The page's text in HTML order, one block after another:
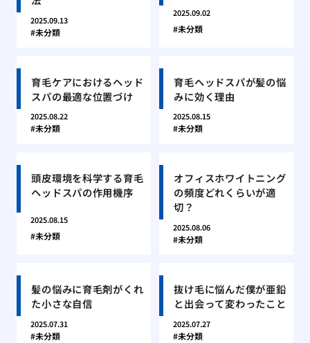
2025.09.13
未分類
2025.09.02
未分類
育毛ケアにおけるヘッド
スパの最適な位置づけ
2025.08.22
未分類
育毛ヘッドスパが髪の悩
みに効く理由
2025.08.15
未分類
頭皮環境を科学する育毛
ヘッドスパの作用機序
2025.08.15
未分類
オフィスホワイトニング
の頻度どれくらいが適
切？
2025.08.06
未分類
髪の悩みに育毛剤がくれ
た小さな自信
2025.07.31
未分類
抜け毛に悩んだ僕が亜鉛
と出会って変わったこと
2025.07.27
未分類